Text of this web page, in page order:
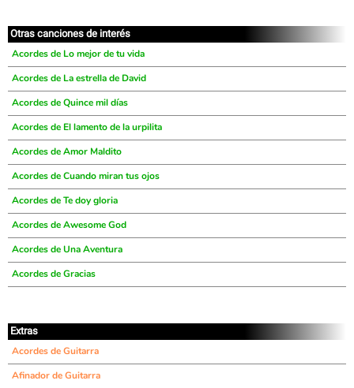
Otras canciones de interés
Acordes de Lo mejor de tu vida
Acordes de La estrella de David
Acordes de Quince mil días
Acordes de El lamento de la urpilita
Acordes de Amor Maldito
Acordes de Cuando miran tus ojos
Acordes de Te doy gloria
Acordes de Awesome God
Acordes de Una Aventura
Acordes de Gracias
Extras
Acordes de Guitarra
Afinador de Guitarra